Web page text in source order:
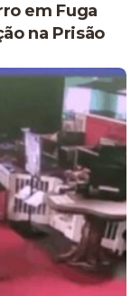
em Fuga
na Prisão